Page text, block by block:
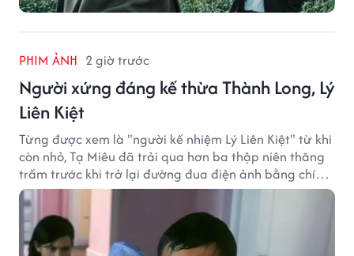
PHIM ẢNH 2 giờ trước
Người xứng đáng kế thừa Thành Long, Lý
Liên Kiệt
Từng được xem là "người kế nhiệm Lý Liên Kiệt" từ khi
còn nhỏ, Tạ Miêu đã trải qua hơn ba thập niên thăng
trầm trước khi trở lại đường đua điện ảnh bằng chính
sở trường võ thuật.